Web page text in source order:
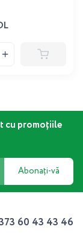
cu promoțiile
Abonați-vă
60 43 43 46